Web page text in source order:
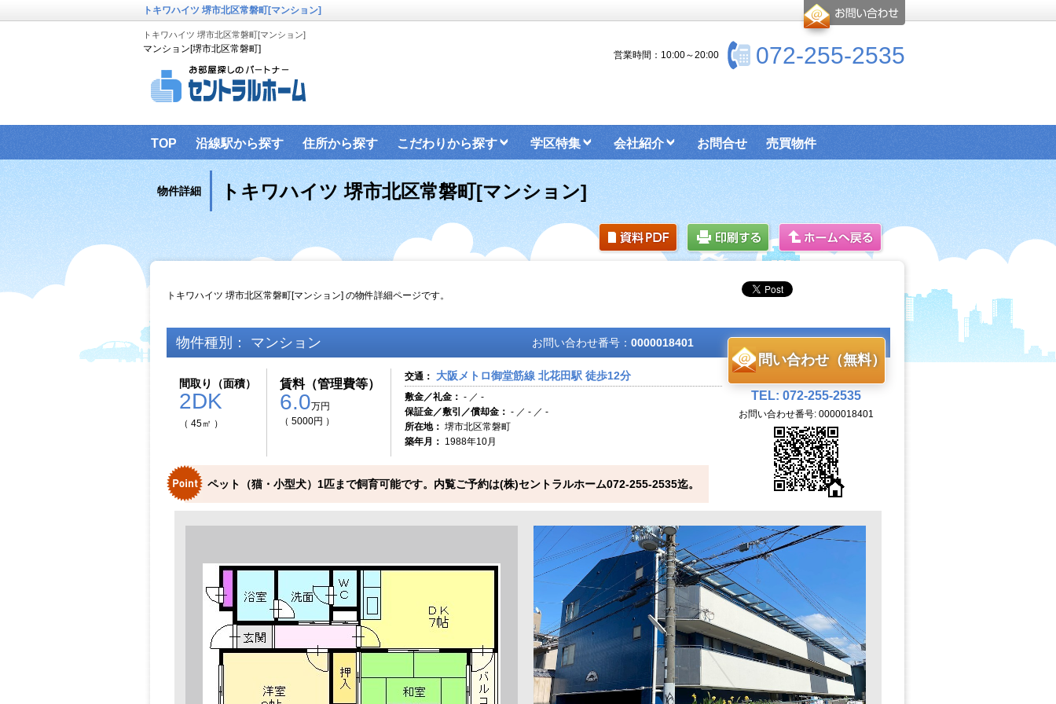
トキワハイツ 堺市北区常磐町[マンション]
トキワハイツ 堺市北区常磐町[マンション]
マンション[堺市北区常磐町] 072-255-2535
営業時間：10:00～20:00
TOP 沿線駅から探す 住所から探す こだわりから探す 学区特集 会社紹介 お問合せ 売買物件
お客様駐車場のご案内 当社管理物件一覧
物件詳細 トキワハイツ 堺市北区常磐町[マンション]
トキワハイツ 堺市北区常磐町[マンション] の物件詳細ページです。
物件種別： マンション お問い合わせ番号： 0000018401
間取り（面積）
2DK
（ 45㎡ ）
賃料（管理費等）
6.0万円
（ 5000円 ）
交通： 大阪メトロ御堂筋線 北花田駅 徒歩12分
敷金／礼金： - ／ -
保証金／敷引／償却金： - ／ - ／ -
所在地： 堺市北区常磐町
築年月： 1988年10月
ペット（猫・小型犬）1匹まで飼育可能です。内覧ご予約は(株)セントラルホーム072-255-2535迄。
問い合わせ（無料）
TEL: 072-255-2535
お問い合わせ番号: 0000018401